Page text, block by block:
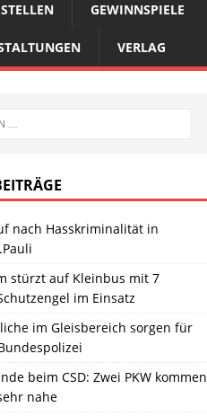
GEWINNSPIELE
VERLAG
nach Hasskriminalität in
stürzt auf Kleinbus mit 7
im Einsatz
im Gleisbereich sorgen für
beim CSD: Zwei PKW kommen
nahe